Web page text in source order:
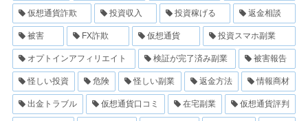
仮想通貨詐欺 投資収入 投資稼げる 返金相談
被害 FX詐欺 仮想通貨 投資スマホ副業
オプトインアフィリエイト 検証が完了済み副業 被害報告
怪しい投資 危険 怪しい副業 返金方法 情報商材
出金トラブル 仮想通貨口コミ 在宅副業 仮想通貨評判